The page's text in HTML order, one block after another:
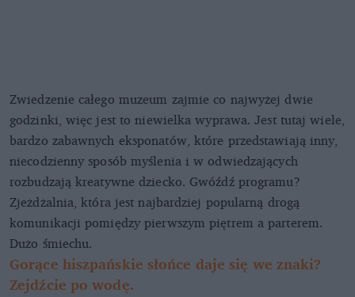
Zwiedzenie całego muzeum zajmie co najwyżej dwie
godzinki, więc jest to niewielka wyprawa. Jest tutaj wiele,
bardzo zabawnych eksponatów, które przedstawiają inny,
niecodzienny sposób myślenia i w odwiedzających
rozbudzają kreatywne dziecko. Gwóźdź programu?
Zjeżdżalnia, która jest najbardziej popularną drogą
komunikacji pomiędzy pierwszym piętrem a parterem.
Dużo śmiechu.
Gorące hiszpańskie słońce daje się we znaki?
Zejdźcie po wodę.